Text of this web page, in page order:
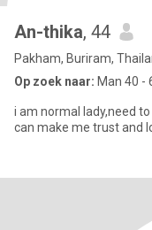
An-thika, 44
Pakham, Buriram,
Op zoek naar: Man 40 -
i am normal lady,need to have happy family with someone who
can make me trust and